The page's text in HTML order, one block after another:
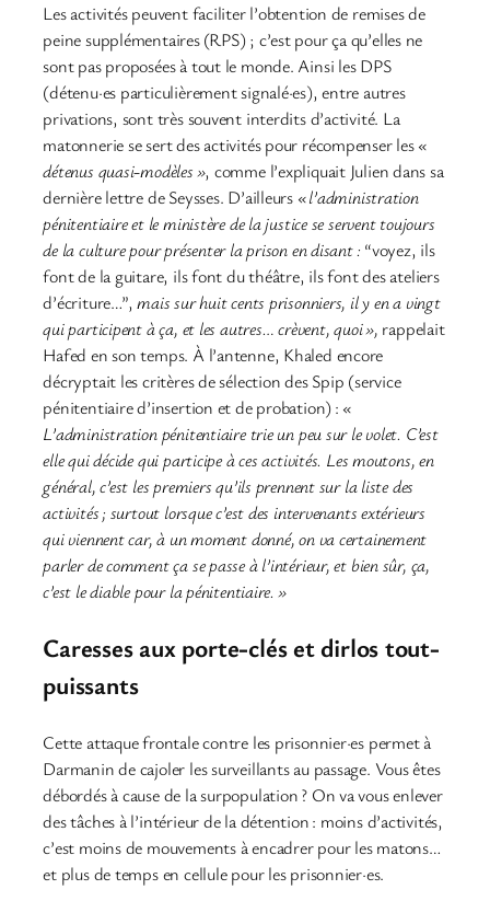
Les activités peuvent faciliter l’obtention de remises de
peine supplémentaires (RPS) ; c’est pour ça qu’elles ne
sont pas proposées à tout le monde. Ainsi les DPS
(détenu·es particulièrement signalé·es), entre autres
privations, sont très souvent interdits d’activité. La
matonnerie se sert des activités pour récompenser les«
détenus quasi-modèles », comme l’expliquait Julien dans sa
dernière lettre de Seysses. D’ailleurs « l’administration
pénitentiaire et le ministère de la justice se servent toujours
de la culture pour présenter la prison en disant : “voyez, ils
font de la guitare, ils font du théâtre, ils font des ateliers
d’écriture…”,mais sur huit cents prisonniers, il y en a vingt
qui participent à ça, et les autres… crèvent, quoi », rappelait
Hafed en son temps. À l’antenne, Khaled encore
décryptait les critères de sélection des Spip (service
pénitentiaire d’insertion et de probation) : «
L’administration pénitentiaire trie un peu sur le volet. C’est
elle qui décide qui participe à ces activités. Les moutons, en
général, c’est les premiers qu’ils prennent sur la liste des
activités ; surtout lorsque c’est des intervenants extérieurs
qui viennent car, à un moment donné, on va certainement
parler de comment ça se passe à l’intérieur, et bien sûr, ça,
c’est le diable pour la pénitentiaire. »
Caresses aux porte-clés et dirlos tout-
puissants
Cette attaque frontale contre les prisonnier·es permet à
Darmanin de cajoler les surveillants au passage. Vous êtes
débordés à cause de la surpopulation ? On va vous enlever
des tâches à l’intérieur de la détention : moins d’activités,
c’est moins de mouvements à encadrer pour les matons…
et plus de temps en cellule pour les prisonnier·es.